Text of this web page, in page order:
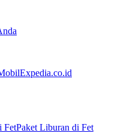
Expedia.co.id
FetPaket Liburan di Fet